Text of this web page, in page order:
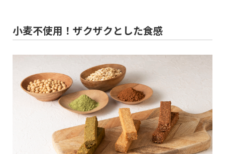
小麦不使用！ザクザクとした食感